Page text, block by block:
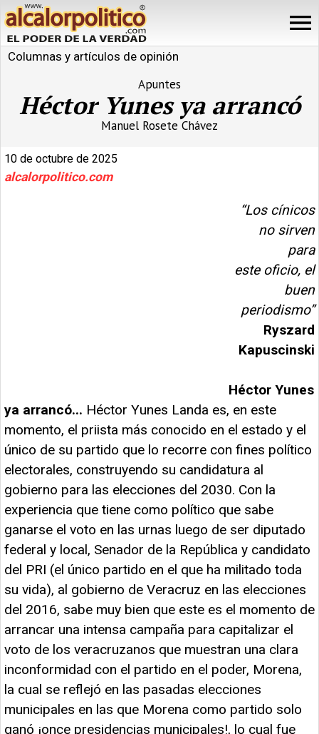
Columnas y artículos de opinión
Apuntes
Héctor Yunes ya arrancó
Manuel Rosete Chávez
10 de octubre de 2025
alcalorpolitico.com
“Los cínicos
no sirven
para
este oficio, el
buen
periodismo”
Ryszard
Kapuscinski
Héctor Yunes
ya arrancó... Héctor Yunes Landa es, en este
momento, el priista más conocido en el estado y el
único de su partido que lo recorre con fines político
electorales, construyendo su candidatura al
gobierno para las elecciones del 2030. Con la
experiencia que tiene como político que sabe
ganarse el voto en las urnas luego de ser diputado
federal y local, Senador de la República y candidato
del PRI (el único partido en el que ha militado toda
su vida), al gobierno de Veracruz en las elecciones
del 2016, sabe muy bien que este es el momento de
arrancar una intensa campaña para capitalizar el
voto de los veracruzanos que muestran una clara
inconformidad con el partido en el poder, Morena,
la cual se reflejó en las pasadas elecciones
municipales en las que Morena como partido solo
ganó ¡once presidencias municipales!, lo cual fue